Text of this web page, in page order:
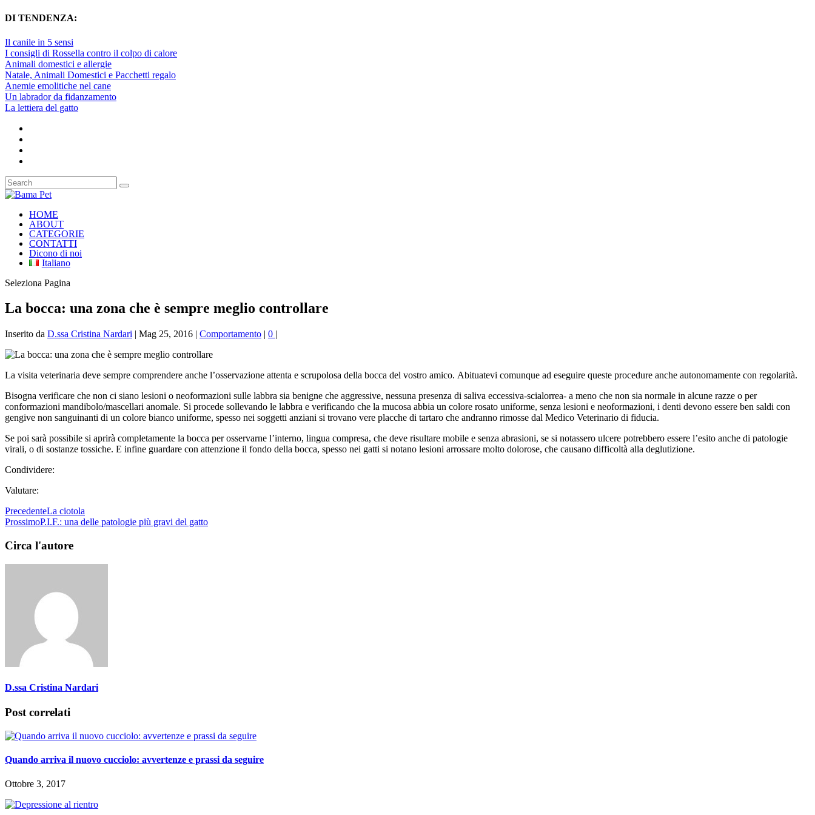
DI TENDENZA:
Il canile in 5 sensi
I consigli di Rossella contro il colpo di calore
Animali domestici e allergie
Natale, Animali Domestici e Pacchetti regalo
Anemie emolitiche nel cane
Un labrador da fidanzamento
La lettiera del gatto
HOME
ABOUT
CATEGORIE
CONTATTI
Dicono di noi
Italiano
Seleziona Pagina
La bocca: una zona che è sempre meglio controllare
Inserito da D.ssa Cristina Nardari | Mag 25, 2016 | Comportamento | 0 |
La visita veterinaria deve sempre comprendere anche l’osservazione attenta e scrupolosa della bocca del vostro amico. Abituatevi comunque ad eseguire queste procedure anche autonomamente con regolarità.
Bisogna verificare che non ci siano lesioni o neoformazioni sulle labbra sia benigne che aggressive, nessuna presenza di saliva eccessiva-scialorrea- a meno che non sia normale in alcune razze o per
conformazioni mandibolo/mascellari anomale. Si procede sollevando le labbra e verificando che la mucosa abbia un colore rosato uniforme, senza lesioni e neoformazioni, i denti devono essere ben saldi con
gengive non sanguinanti di un colore bianco uniforme, spesso nei soggetti anziani si trovano vere placche di tartaro che andranno rimosse dal Medico Veterinario di fiducia.
Se poi sarà possibile si aprirà completamente la bocca per osservarne l’interno, lingua compresa, che deve risultare mobile e senza abrasioni, se si notassero ulcere potrebbero essere l’esito anche di patologie
virali, o di sostanze tossiche. E infine guardare con attenzione il fondo della bocca, spesso nei gatti si notano lesioni arrossare molto dolorose, che causano difficoltà alla deglutizione.
Condividere:
Valutare:
PrecedenteLa ciotola
ProssimoP.I.F.: una delle patologie più gravi del gatto
Circa l'autore
D.ssa Cristina Nardari
Post correlati
Quando arriva il nuovo cucciolo: avvertenze e prassi da seguire
Ottobre 3, 2017